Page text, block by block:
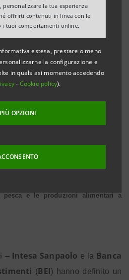
personalizzare la tua esperienza
offrirti contenuti in linea con le
i tuoi comportamenti online.
estesa, prestare o meno
la configurazione e
in qualsiasi momento accedendo
- Cookie policy).
PIÙ OPZIONI
STAMPA
E BEI: 150 MILIONI
ALIMENTARE ITALIANO
pesca e le produzioni alimentari a
– Intesa Sanpaolo e la Banca
(BEI) hanno definito un